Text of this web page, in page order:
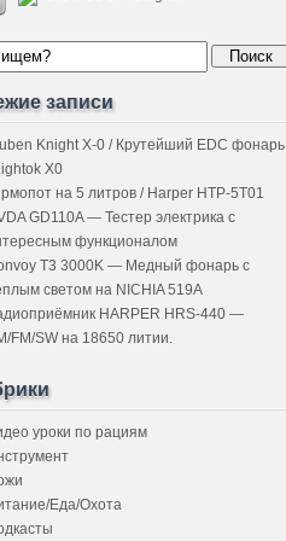
записи
Knight X-0 / Крутейший EDC фонарь
X0
на 5 литров / Harper HTP-5T01
GD110A — Тестер электрика с
функционалом
T3 3000K — Медный фонарь с
светом на NICHIA 519A
HARPER HRS-440 —
FM/SW на 18650 литии.
уроки по рациям
Еда/Охота